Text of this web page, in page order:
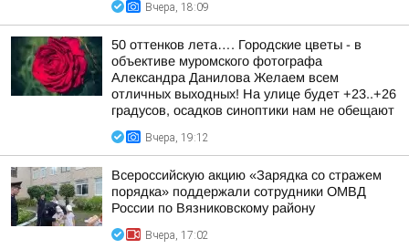
Вчера, 18:09
50 оттенков лета…. Городские цветы - в
объективе муромского фотографа
Александра Данилова Желаем всем
отличных выходных! На улице будет +23..+26
градусов, осадков синоптики нам не обещают
Вчера, 19:12
Всероссийскую акцию «Зарядка со стражем
порядка» поддержали сотрудники ОМВД
России по Вязниковскому району
Вчера, 17:02